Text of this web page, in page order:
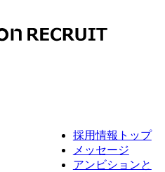
採用情報トップ
メッセージ
アンビションと